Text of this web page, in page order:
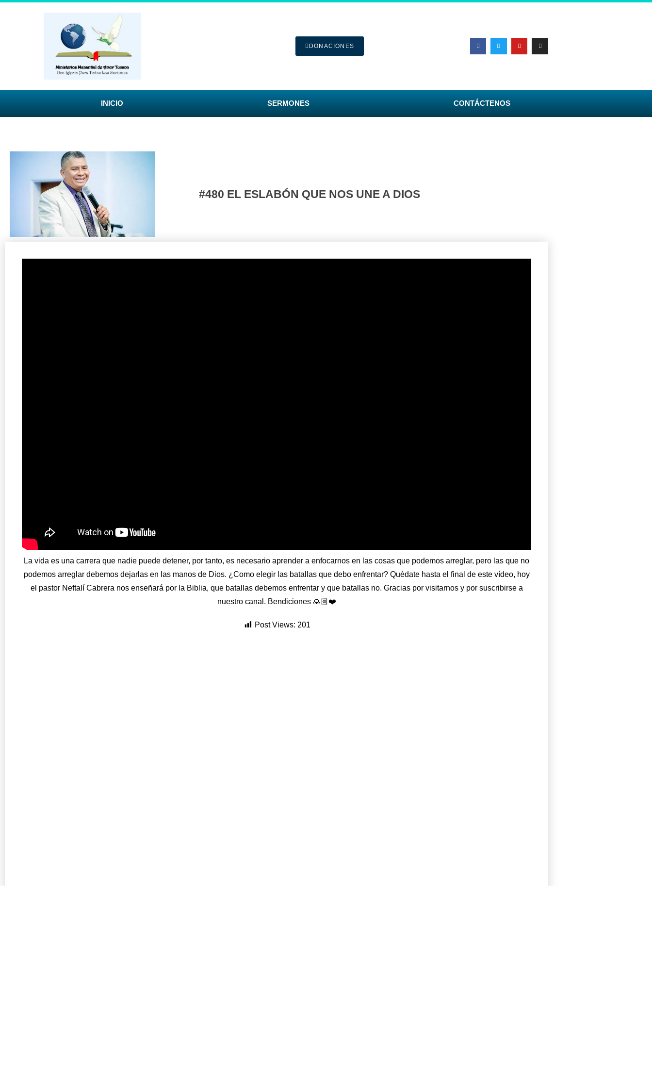
DONACIONES
INICIO SERMONES CONTÁCTENOS
#480 EL ESLABÓN QUE NOS UNE A DIOS
La vida es una carrera que nadie puede detener, por tanto, es necesario aprender a enfocarnos en las cosas que podemos arreglar, pero las que no
podemos arreglar debemos dejarlas en las manos de Dios. ¿Como elegir las batallas que debo enfrentar? Quédate hasta el final de este vídeo, hoy
el pastor Neftalí Cabrera nos enseñará por la Biblia, que batallas debemos enfrentar y que batallas no. Gracias por visitarnos y por suscribirse a
nuestro canal. Bendiciones 🙏🏻❤️
Post Views: 201